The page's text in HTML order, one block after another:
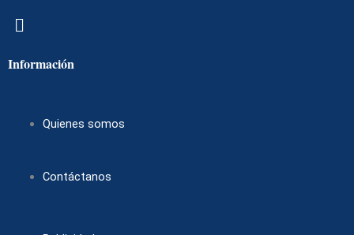
Menú
Información
Quienes somos
Contáctanos